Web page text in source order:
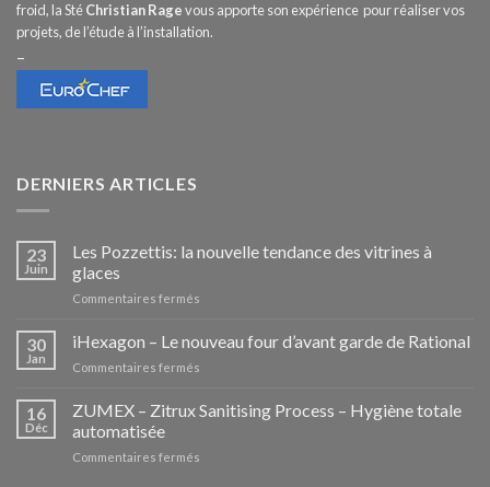
froid, la StéChristian Ragevous apporte son expérience pour réaliser vos
projets, de l’étude à l’installation.
–
DERNIERS ARTICLES
23
Juin
Les Pozzettis: la nouvelle tendance des vitrines à
glaces
Commentaires fermés
Pozzettis:
la
des
30
Jan
iHexagon – Le nouveau four d’avant garde de Rational
Commentaires fermés
–
Le
16
Déc
ZUMEX – Zitrux Sanitising Process – Hygiène totale
automatisée
Commentaires fermés